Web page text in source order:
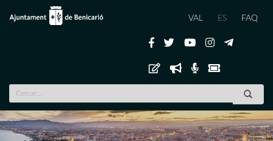
VAL ES FAQ